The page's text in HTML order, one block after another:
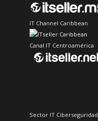
IT Channel Caribbean
Canal IT Centroamérica
Sector IT Ciberseguridad